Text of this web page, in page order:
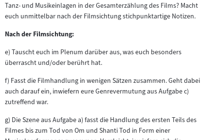
Tanz- und Musikeinlagen in der Gesamterzählung des Films? Macht
euch unmittelbar nach der Filmsichtung stichpunktartige Notizen.
Nach der Filmsichtung:
e) Tauscht euch im Plenum darüber aus, was euch besonders
überrascht und/oder berührt hat.
f) Fasst die Filmhandlung in wenigen Sätzen zusammen. Geht dabei
auch darauf ein, inwiefern eure Genrevermutung aus Aufgabe c)
zutreffend war.
g) Die Szene aus Aufgabe a) fasst die Handlung des ersten Teils des
Filmes bis zum Tod von Om und Shanti Tod in Form einer